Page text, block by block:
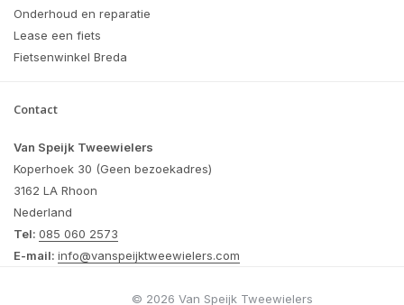
Onderhoud en reparatie
Lease een fiets
Fietsenwinkel Breda
Contact
Van Speijk Tweewielers
Koperhoek 30 (Geen bezoekadres)
3162 LA Rhoon
Nederland
Tel: 085 060 2573
E-mail: info@vanspeijktweewielers.com
© 2026 Van Speijk Tweewielers